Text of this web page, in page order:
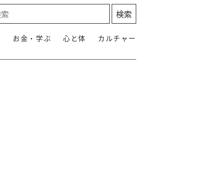
お金・学ぶ 心と体 カルチャー